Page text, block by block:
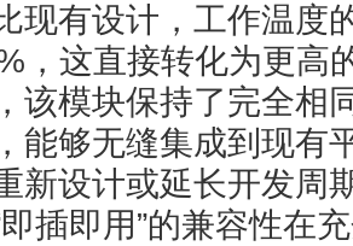
现有设计，工作温度
，这直接转化为更高
该模块保持了完全相
能够无缝集成到现有
新设计或延长开发周
即插即用”的兼容性在